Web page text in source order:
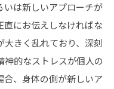
いは新しいアプローチが
直にお伝えしなければな
大きく乱れており、深刻
神的なストレスが個人の
、身体の側が新しいア